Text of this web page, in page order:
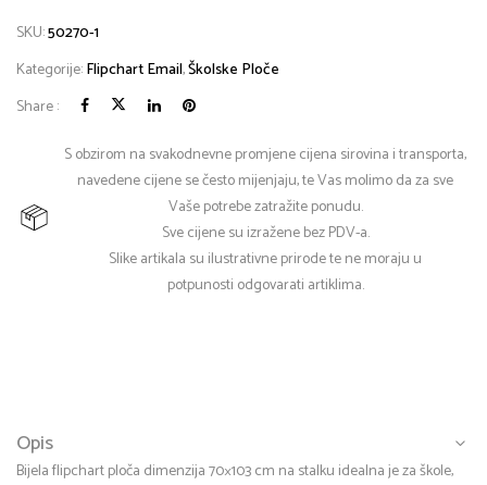
SKU:50270-1
Kategorije:Flipchart Email,Školske Ploče
Share :
S obzirom na svakodnevne promjene cijena sirovina i transporta,
navedene cijene se često mijenjaju, te Vas molimo da za sve
Vaše potrebe zatražite ponudu.
Sve cijene su izražene bez PDV-a.
Slike artikala su ilustrativne prirode te ne moraju u
potpunosti odgovarati artiklima.
Opis
Bijela flipchart ploča dimenzija 70×103 cm na stalku idealna je za škole,